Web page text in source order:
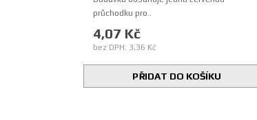
průchodku pro..
4,07 Kč
bez DPH: 3,36 Kč
PŘIDAT DO KOŠÍKU